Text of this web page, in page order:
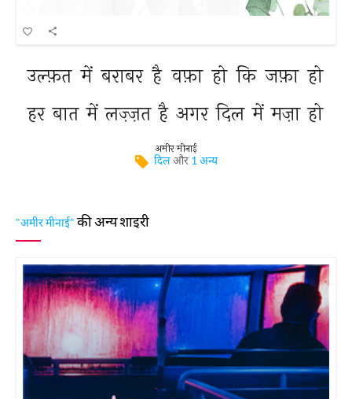
उल्फ़त में बराबर है वफ़ा हो कि जफ़ा हो
हर बात में लज़्ज़त है अगर दिल में मज़ा हो
अमीर मीनाई
दिल और 1 अन्य
"अमीर मीनाई" की अन्य शाइरी